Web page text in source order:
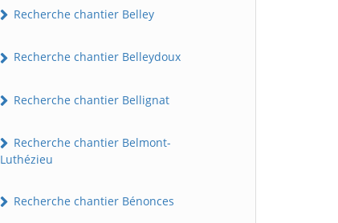
Recherche chantier Belley
Recherche chantier Belleydoux
Recherche chantier Bellignat
Recherche chantier Belmont-
Luthézieu
Recherche chantier Bénonces